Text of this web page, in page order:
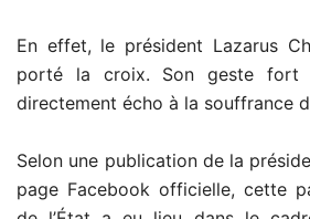
En effet, le président Lazarus
porté la croix. Son geste fort
directement écho à la souffrance
Selon une publication de la
page Facebook officielle, cette